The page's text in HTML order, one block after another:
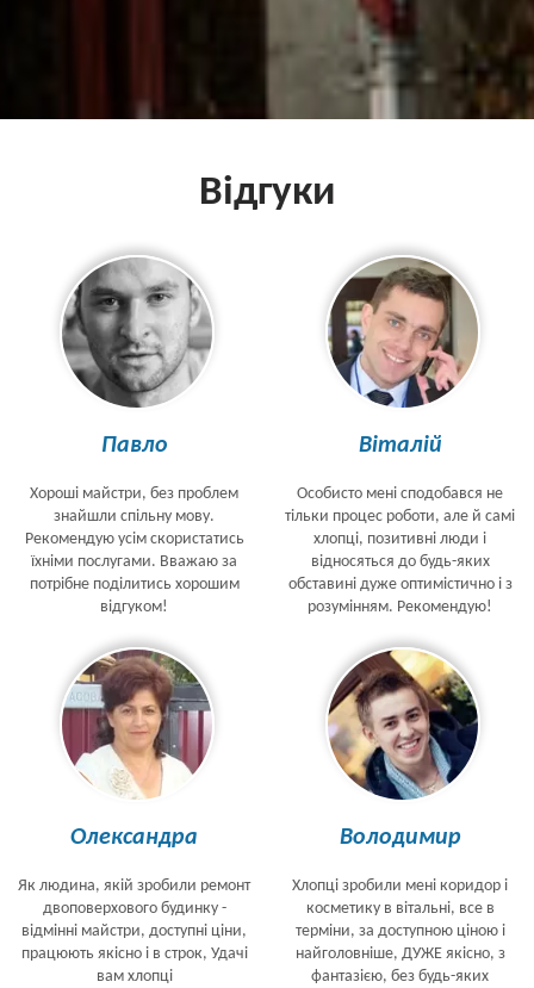
Відгуки
Павло
Хороші майстри, без проблем
знайшли спільну мову.
Рекомендую усім скористатись
їхніми послугами. Вважаю за
потрібне поділитись хорошим
відгуком!
Віталій
Особисто мені сподобався не
тільки процес роботи, але й самі
хлопці, позитивні люди і
відносяться до будь-яких
обставині дуже оптимістично і з
розумінням. Рекомендую!
Олександра
Як людина, якій зробили ремонт
двоповерхового будинку -
відмінні майстри, доступні ціни,
працюють якісно і в строк, Удачі
вам хлопці
Володимир
Хлопці зробили мені коридор і
косметику в вітальні, все в
терміни, за доступною ціною і
найголовніше, ДУЖЕ якісно, з
фантазією, без будь-яких